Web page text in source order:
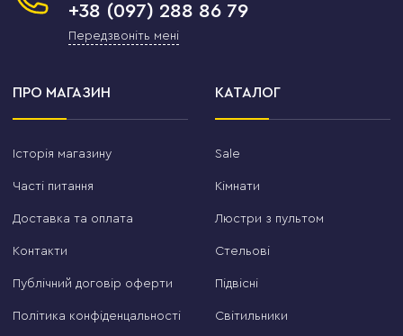
+38 (097) 288 86 79
Передзвоніть мені
ПРО МАГАЗИН
Історія магазину
Часті питання
Доставка та оплата
Контакти
Публічний договір оферти
Політика конфіденцальності
КАТАЛОГ
Sale
Кімнати
Люстри з пультом
Стельові
Підвісні
Світильники